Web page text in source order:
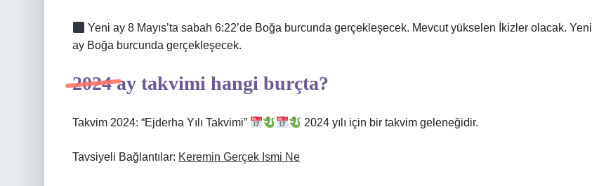
Yeni ay 8 Mayıs’ta sabah 6:22’de Boğa burcunda gerçekleşecek. Mevcut yükselen İkizler olacak. Yeni
ay Boğa burcunda gerçekleşecek.
2024 ay takvimi hangi burçta?
Takvim 2024: “Ejderha Yılı Takvimi” 2024 yılı için bir takvim geleneğidir.
Tavsiyeli Bağlantılar: Keremin Gerçek Ismi Ne